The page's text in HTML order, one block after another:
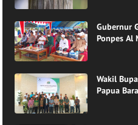
Gubernur
Ponpes Al
Wakil
Papua